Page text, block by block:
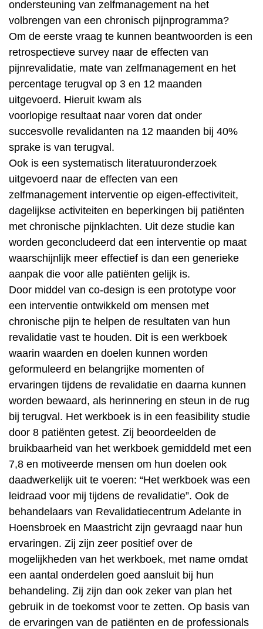
ondersteuning van zelfmanagement na het
volbrengen van een chronisch pijnprogramma?
Om de eerste vraag te kunnen beantwoorden is een
retrospectieve survey naar de effecten van
pijnrevalidatie, mate van zelfmanagement en het
percentage terugval op 3 en 12 maanden
uitgevoerd. Hieruit kwam als
voorlopige resultaat naar voren dat onder
succesvolle revalidanten na 12 maanden bij 40%
sprake is van terugval.
Ook is een systematisch literatuuronderzoek
uitgevoerd naar de effecten van een
zelfmanagement interventie op eigen-effectiviteit,
dagelijkse activiteiten en beperkingen bij patiënten
met chronische pijnklachten. Uit deze studie kan
worden geconcludeerd dat een interventie op maat
waarschijnlijk meer effectief is dan een generieke
aanpak die voor alle patiënten gelijk is.
Door middel van co-design is een prototype voor
een interventie ontwikkeld om mensen met
chronische pijn te helpen de resultaten van hun
revalidatie vast te houden. Dit is een werkboek
waarin waarden en doelen kunnen worden
geformuleerd en belangrijke momenten of
ervaringen tijdens de revalidatie en daarna kunnen
worden bewaard, als herinnering en steun in de rug
bij terugval. Het werkboek is in een feasibility studie
door 8 patiënten getest. Zij beoordeelden de
bruikbaarheid van het werkboek gemiddeld met een
7,8 en motiveerde mensen om hun doelen ook
daadwerkelijk uit te voeren: “Het werkboek was een
leidraad voor mij tijdens de revalidatie”. Ook de
behandelaars van Revalidatiecentrum Adelante in
Hoensbroek en Maastricht zijn gevraagd naar hun
ervaringen. Zij zijn zeer positief over de
mogelijkheden van het werkboek, met name omdat
een aantal onderdelen goed aansluit bij hun
behandeling. Zij zijn dan ook zeker van plan het
gebruik in de toekomst voor te zetten. Op basis van
de ervaringen van de patiënten en de professionals